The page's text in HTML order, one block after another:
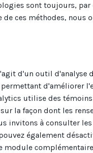
sont toujours, par
de ces méthodes, nous
d'un outil d'analyse
d'améliorer
utilise des
la façon dont les
invitons à consulter les
également
module